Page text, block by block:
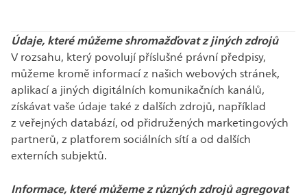
Údaje, které můžeme shromažďovat z jiných zdrojů
V rozsahu, který povolují příslušné právní předpisy,
můžeme kromě informací z našich webových stránek,
aplikací a jiných digitálních komunikačních kanálů,
získávat vaše údaje také z dalších zdrojů, například
z veřejných databází, od přidružených marketingových
partnerů, z platforem sociálních sítí a od dalších
externích subjektů.
Informace, které můžeme z různých zdrojů agregovat